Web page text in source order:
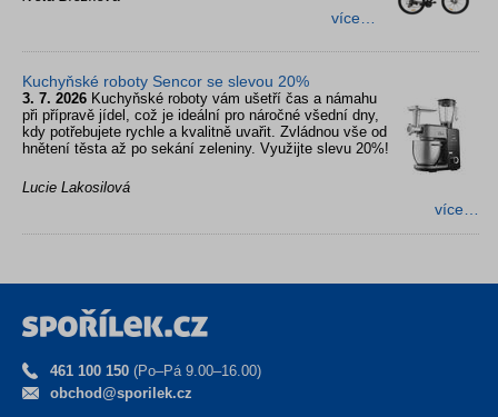
více…
Kuchyňské roboty Sencor se slevou 20%
3. 7. 2026 Kuchyňské roboty vám ušetří čas a námahu
při přípravě jídel, což je ideální pro náročné všední dny,
kdy potřebujete rychle a kvalitně uvařit. Zvládnou vše od
hnětení těsta až po sekání zeleniny. Využijte slevu 20%!
Lucie Lakosilová
více…
461 100 150 (Po–Pá 9.00–16.00)
obchod@sporilek.cz